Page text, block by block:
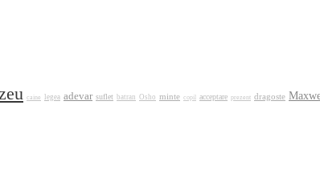
caine legea adevar suflet batran Osho minte copil acceptare prezent dragoste